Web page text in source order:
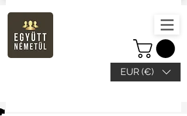
EUR (€)